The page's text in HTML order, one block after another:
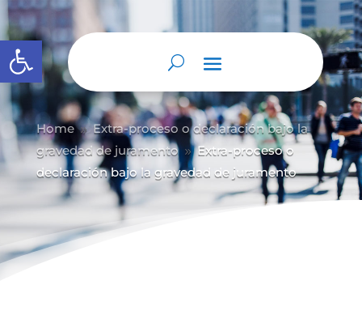
Abrir barra de herramientas
Home 9 Extra-proceso o declaración bajo la
gravedad de juramento 9 Extra-proceso o
declaración bajo la gravedad de juramento